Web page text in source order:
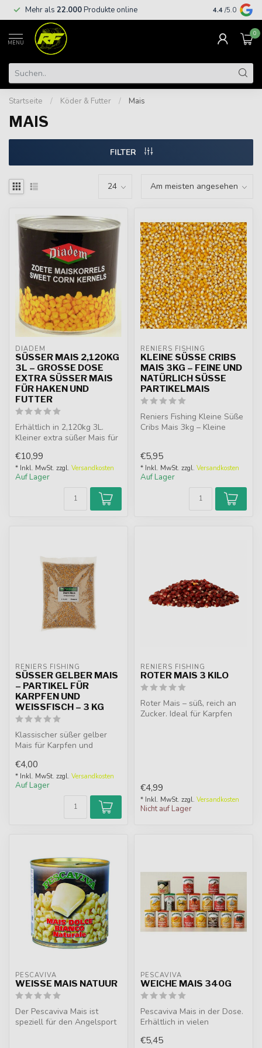
Mehr als 22.000Produkte online Kostenloser
€
4.4 /5.0
MENU
0
Startseite / Köder & Futter / Mais
MAIS
FILTER
DIADEM
SÜSSER MAIS 2,120KG 3
L – GROSSE DOSE EX
TRA SÜSSER MAIS FÜR
HAKEN UND FUT
TER
Erhältlich in 2,120kg 3L.
Kleiner extra süßer Mais für
€10,99
* Inkl. MwSt. zzgl. Versandkosten
Auf Lager
RENIERS FISHING
KLEINE SÜSSE CRIBS M
AIS 3KG – FEINE UND N
ATÜRLICH SÜSSE PA
RTIKELMAIS
Reniers Fishing Kleine Süße
Cribs Mais 3kg – Kleine
€5,95
* Inkl. MwSt. zzgl. Versandkosten
Auf Lager
RENIERS FISHING
SÜSSER GELBER MAIS –
PARTIKEL FÜR K
ARPFEN UND W
EISSFISCH – 3 KG
Klassischer süßer gelber
Mais für Karpfen und
sichtbar...
€4,00
* Inkl. MwSt. zzgl. Versandkosten
Auf Lager
RENIERS FISHING
ROTER MAIS 3 KILO
Roter Mais – süß, reich an
Zucker. Ideal für Karpfen
€4,99
* Inkl. MwSt. zzgl. Versandkosten
Nicht auf Lager
PESCAVIVA
WEISSE MAIS NATUUR
Der Pescaviva Mais ist
speziell für den Angelsport
PESCAVIVA
WEICHE MAIS 340G
Pescaviva Mais in der Dose.
Erhältlich in vielen
Geschmacksrichtu...
€5,45